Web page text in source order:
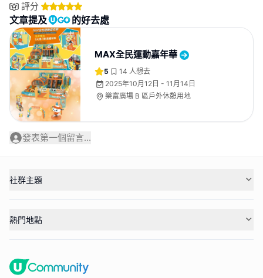
評分
文章提及 的好去處
MAX全民運動嘉年華
5 14 人想去
2025年10月12日 - 11月14日
樂富廣場 B 區戶外休憩用地
發表第一個留言...
社群主題
熱門地點